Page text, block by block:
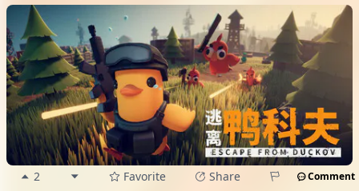
2 Favorite Share Comment